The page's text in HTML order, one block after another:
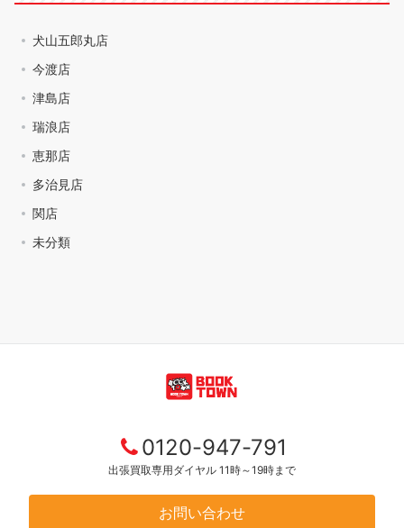
犬山五郎丸店
今渡店
津島店
瑞浪店
恵那店
多治見店
関店
未分類
0120-947-791
出張買取専用ダイヤル 11時～19時まで
お問い合わせ